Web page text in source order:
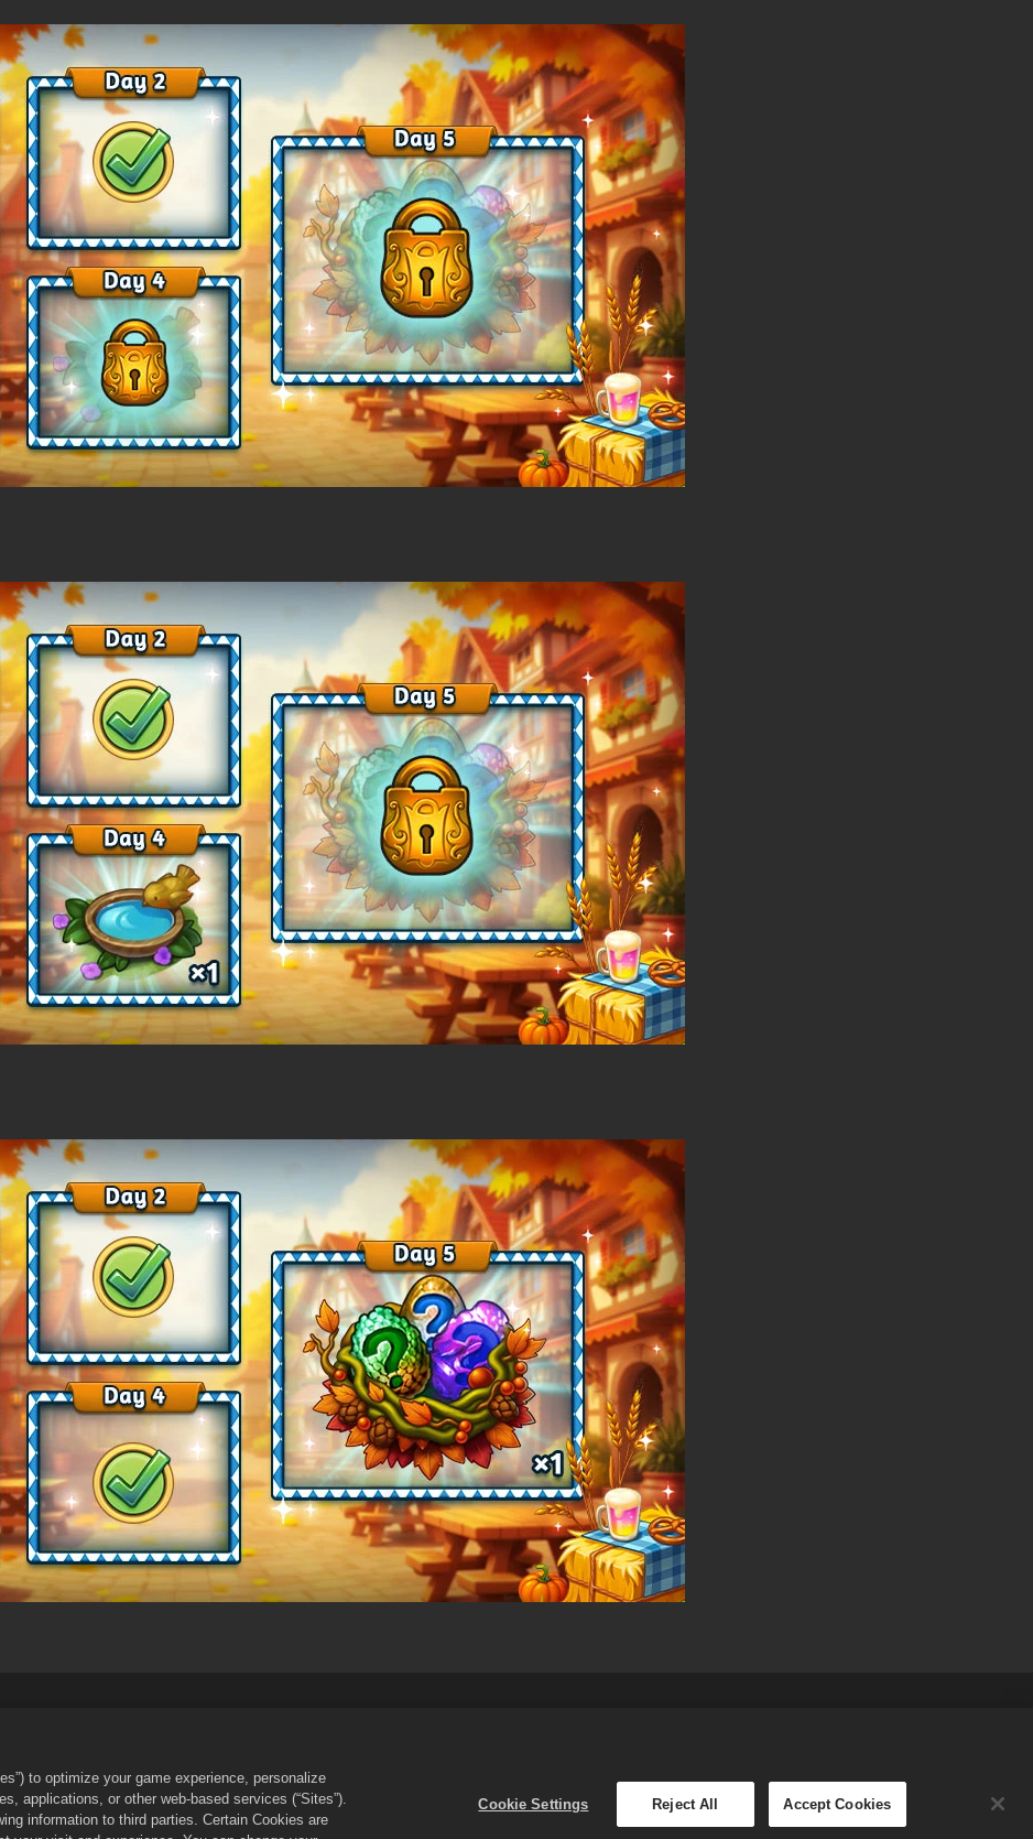
ve Merge Dragons! logosu Zynga, Inc. şirketinin ticari markalarıdır. Tüm hakları saklıdır. Merge Dragons!
Teklifler sadece Merge Dragons! oyunu içinde geçerlidir. Teklifler ve fiyatlandırma bölgeye göre
to optimize your game experience, personalize
applications, or other web-based services (“Sites”).
information to third parties. Certain Cookies are
Cookie Settings Reject All Accept Cookies